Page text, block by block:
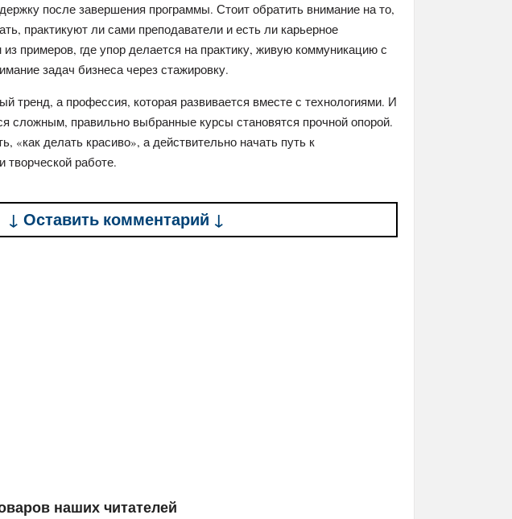
после завершения программы. Стоит обратить внимание на то,
практикуют ли сами преподаватели и есть ли карьерное
примеров, где упор делается на практику, живую коммуникацию с
задач бизнеса через стажировку.
тренд, а профессия, которая развивается вместе с технологиями. И
сложным, правильно выбранные курсы становятся прочной опорой.
«как делать красиво», а действительно начать путь к
творческой работе.
↓ Оставить комментарий ↓
наших читателей